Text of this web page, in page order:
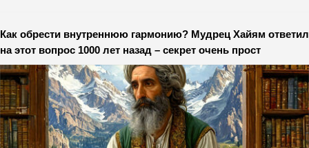
Как обрести внутреннюю гармонию? Мудрец Хайям ответил
на этот вопрос 1000 лет назад – секрет очень прост